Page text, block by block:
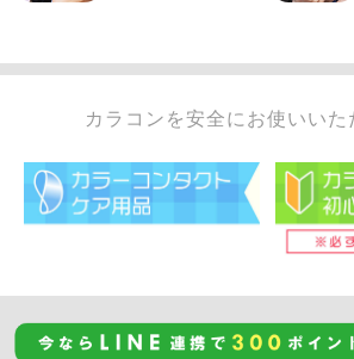
カラコンを安全にお使いいた